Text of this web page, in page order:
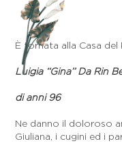
È tornata alla Casa del
Luigia ‘‘Gina’’ Da Rin
di anni 96
Ne danno il doloroso
Giuliana, i cugini ed i